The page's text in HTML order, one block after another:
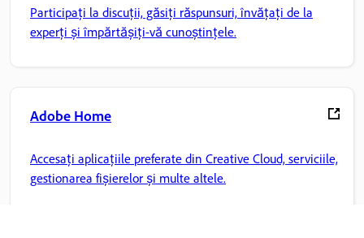
Participați la discuții, găsiți răspunsuri, învățați de la
experți și împărtășiți-vă cunoștințele.
Adobe Home
Accesați aplicațiile preferate din Creative Cloud, serviciile,
gestionarea fișierelor și multe altele.